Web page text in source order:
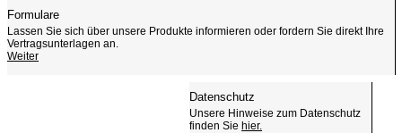
Formulare
Lassen Sie sich über unsere Produkte informieren oder fordern Sie direkt Ihre
Vertragsunterlagen an.
Weiter
Datenschutz
Unsere Hinweise zum Datenschutz
finden Sie hier.